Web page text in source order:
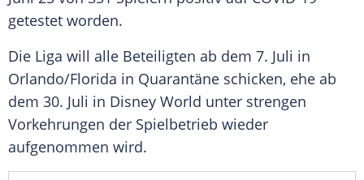
getestet worden.
Die Liga will alle Beteiligten ab dem 7. Juli in
Orlando/Florida in Quarantäne schicken, ehe ab
dem 30. Juli in Disney World unter strengen
Vorkehrungen der Spielbetrieb wieder
aufgenommen wird.